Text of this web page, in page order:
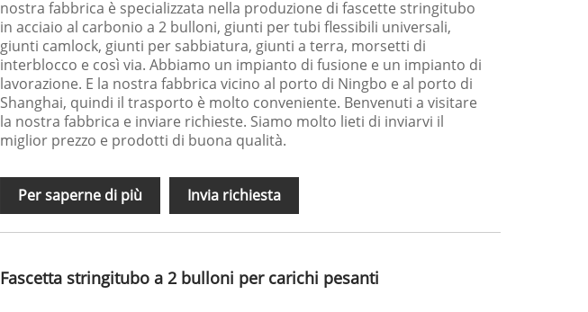
nostra fabbrica è specializzata nella produzione di fascette stringitubo
in acciaio al carbonio a 2 bulloni, giunti per tubi flessibili universali,
giunti camlock, giunti per sabbiatura, giunti a terra, morsetti di
interblocco e così via. Abbiamo un impianto di fusione e un impianto di
lavorazione. E la nostra fabbrica vicino al porto di Ningbo e al porto di
Shanghai, quindi il trasporto è molto conveniente. Benvenuti a visitare
la nostra fabbrica e inviare richieste. Siamo molto lieti di inviarvi il
miglior prezzo e prodotti di buona qualità.
Per saperne di più Invia richiesta
Fascetta stringitubo a 2 bulloni per carichi pesanti